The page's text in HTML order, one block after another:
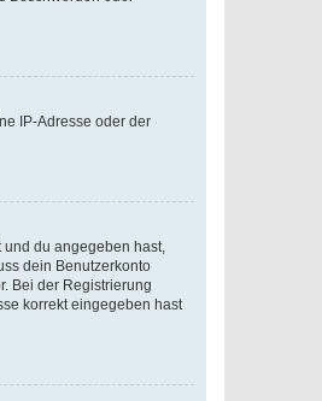
IP-Adresse oder der
und du angegeben hast,
dein Benutzerkonto
Bei der Registrierung
korrekt eingegeben hast